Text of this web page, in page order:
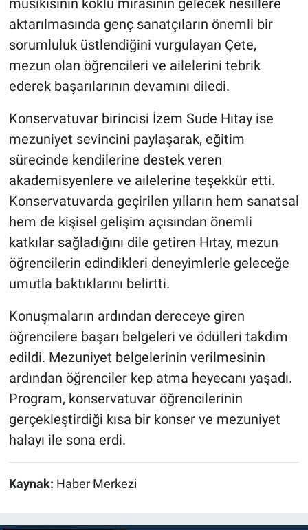
aktarılmasında genç sanatçıların önemli bir
sorumluluk üstlendiğini vurgulayan Çete,
mezun olan öğrencileri ve ailelerini tebrik
ederek başarılarının devamını diledi.
Konservatuvar birincisi İzem Sude Hıtay ise
mezuniyet sevincini paylaşarak, eğitim
sürecinde kendilerine destek veren
akademisyenlere ve ailelerine teşekkür etti.
Konservatuvarda geçirilen yılların hem sanatsal
hem de kişisel gelişim açısından önemli
katkılar sağladığını dile getiren Hıtay, mezun
öğrencilerin edindikleri deneyimlerle geleceğe
umutla baktıklarını belirtti.
Konuşmaların ardından dereceye giren
öğrencilere başarı belgeleri ve ödülleri takdim
edildi. Mezuniyet belgelerinin verilmesinin
ardından öğrenciler kep atma heyecanı yaşadı.
Program, konservatuvar öğrencilerinin
gerçekleştirdiği kısa bir konser ve mezuniyet
halayı ile sona erdi.
Kaynak: Haber Merkezi